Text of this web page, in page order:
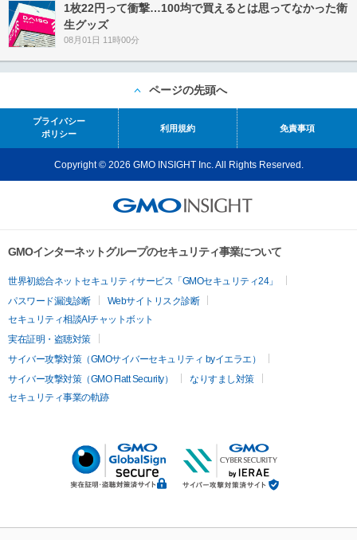
1枚22円って衝撃…100均で買えるとは思ってなかった衛
生グッズ
08月01日 11時00分
ページの先頭へ
プライバシー
ポリシー
利用規約 免責事項
Copyright © 2026 GMO INSIGHT Inc. All Rights Reserved.
GMOインターネットグループのセキュリティ事業について
世界初総合ネットセキュリティサービス「GMOセキュリティ24」
パスワード漏洩診断
Webサイトリスク診断
セキュリティ相談AIチャットボット
実在証明・盗聴対策
サイバー攻撃対策（GMOサイバーセキュリティ byイエラエ）
サイバー攻撃対策（GMO Flatt Security）
なりすまし対策
セキュリティ事業の軌跡